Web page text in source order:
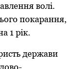
волі.
покарання,
1 рік.
держави